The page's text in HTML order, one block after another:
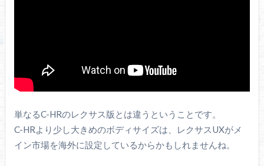
単なるC-HRのレクサス版とは違うということです。
C-HRより少し大きめのボディサイズは、レクサスUXがメ
イン市場を海外に設定しているからかもしれませんね。